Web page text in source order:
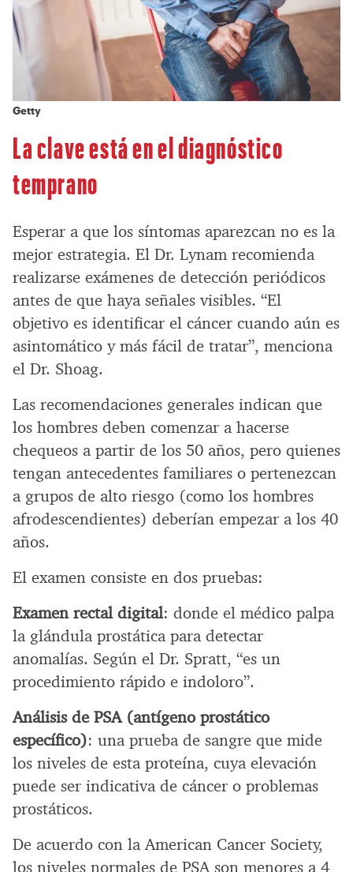
Getty
La clave está en el diagnóstico
temprano
Esperar a que los síntomas aparezcan no es la
mejor estrategia. El Dr. Lynam recomienda
realizarse exámenes de detección periódicos
antes de que haya señales visibles. “El
objetivo es identificar el cáncer cuando aún es
asintomático y más fácil de tratar”, menciona
el Dr. Shoag.
Las recomendaciones generales indican que
los hombres deben comenzar a hacerse
chequeos a partir de los 50 años, pero quienes
tengan antecedentes familiares o pertenezcan
a grupos de alto riesgo (como los hombres
afrodescendientes) deberían empezar a los 40
años.
El examen consiste en dos pruebas:
Examen rectal digital: donde el médico palpa
la glándula prostática para detectar
anomalías. Según el Dr. Spratt, “es un
procedimiento rápido e indoloro”.
Análisis de PSA (antígeno prostático
específico): una prueba de sangre que mide
los niveles de esta proteína, cuya elevación
puede ser indicativa de cáncer o problemas
prostáticos.
De acuerdo con la American Cancer Society,
los niveles normales de PSA son menores a 4